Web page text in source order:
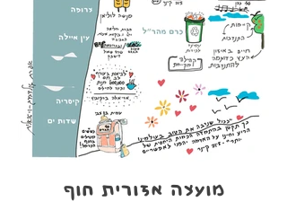
מועצה אזורית חוף